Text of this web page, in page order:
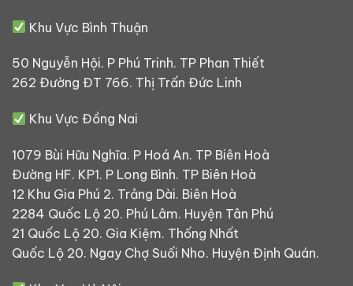
Khu Vực Bình Thuận
50 Nguyễn Hội. P Phú Trinh. TP Phan Thiết
262 Đường ĐT 766. Thị Trấn Đức Linh
Khu Vực Đồng Nai
1079 Bùi Hữu Nghĩa. P Hoá An. TP Biên Hoà
Đường HF. KP1. P Long Bình. TP Biên Hoà
12 Khu Gia Phú 2. Trảng Dài. Biên Hoà
2284 Quốc Lộ 20. Phú Lâm. Huyện Tân Phú
21 Quốc Lộ 20. Gia Kiệm. Thống Nhất
Quốc Lộ 20. Ngay Chợ Suối Nho. Huyện Định Quán.